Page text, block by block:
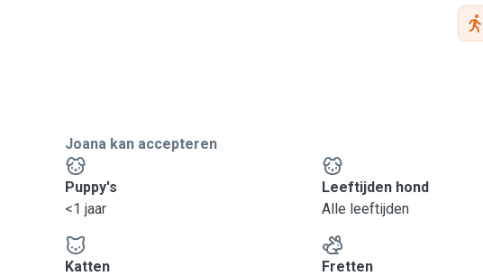
Joana kan accepteren
Puppy's
<1 jaar
Leeftijden hond
Alle leeftijden
Katten
Fretten